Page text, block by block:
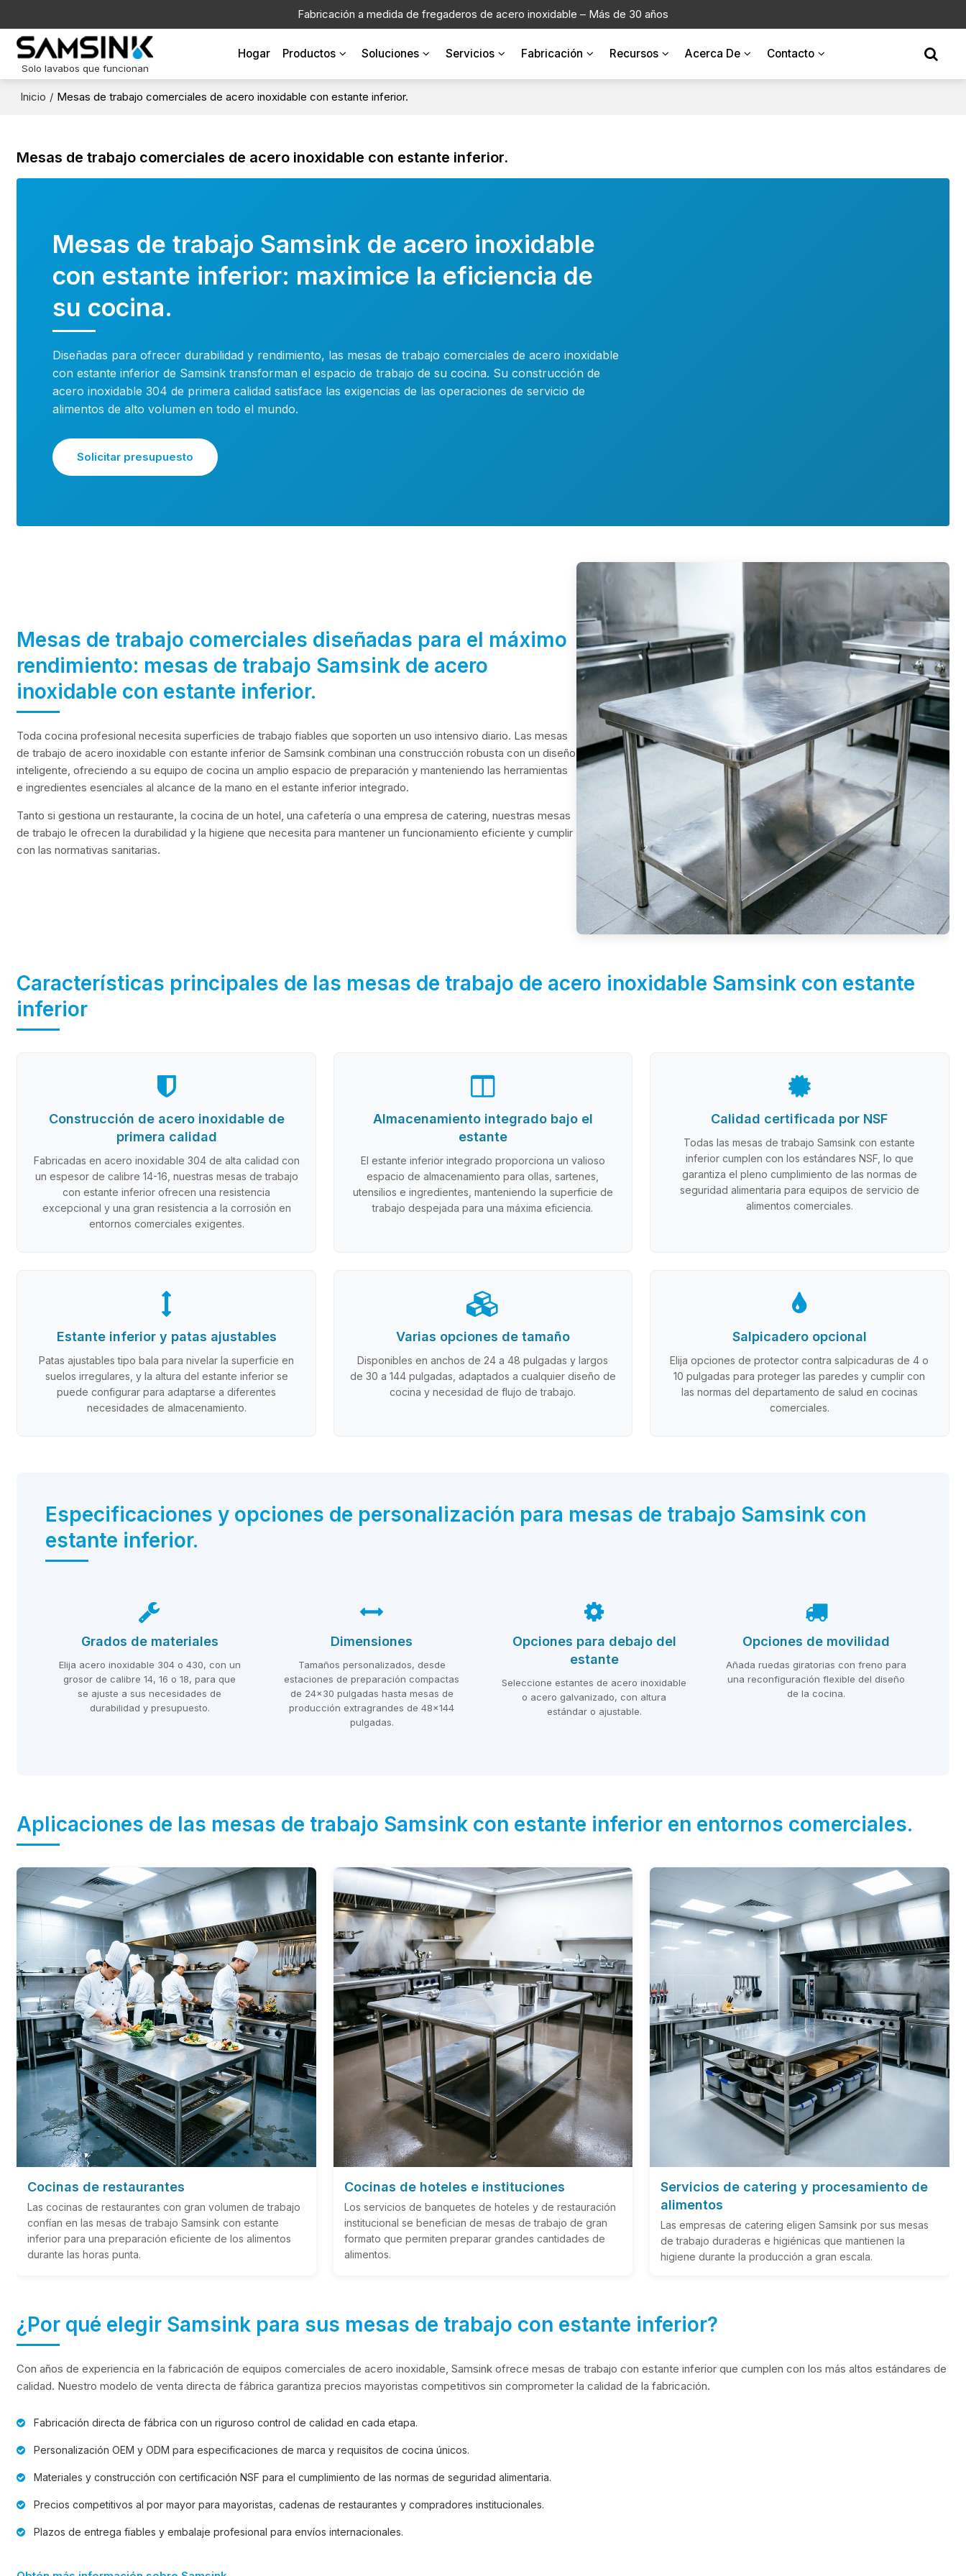
Fabricación a medida de fregaderos de acero inoxidable – Más de 30 años
Solo lavabos que funcionan
Hogar Productos Soluciones Servicios Fabricación Recursos Acerca De Contacto
Inicio / Mesas de trabajo comerciales de acero inoxidable con estante inferior.
Mesas de trabajo comerciales de acero inoxidable con estante inferior.
Mesas de trabajo Samsink de acero inoxidable
con estante inferior: maximice la eficiencia de
su cocina.
Diseñadas para ofrecer durabilidad y rendimiento, las mesas de trabajo comerciales de acero inoxidable
con estante inferior de Samsink transforman el espacio de trabajo de su cocina. Su construcción de
acero inoxidable 304 de primera calidad satisface las exigencias de las operaciones de servicio de
alimentos de alto volumen en todo el mundo.
Solicitar presupuesto
Mesas de trabajo comerciales diseñadas para el máximo
rendimiento: mesas de trabajo Samsink de acero
inoxidable con estante inferior.
Toda cocina profesional necesita superficies de trabajo fiables que soporten un uso intensivo diario. Las mesas
de trabajo de acero inoxidable con estante inferior de Samsink combinan una construcción robusta con un diseño
inteligente, ofreciendo a su equipo de cocina un amplio espacio de preparación y manteniendo las herramientas
e ingredientes esenciales al alcance de la mano en el estante inferior integrado.
Tanto si gestiona un restaurante, la cocina de un hotel, una cafetería o una empresa de catering, nuestras mesas
de trabajo le ofrecen la durabilidad y la higiene que necesita para mantener un funcionamiento eficiente y cumplir
con las normativas sanitarias.
Características principales de las mesas de trabajo de acero inoxidable Samsink con estante
inferior
Construcción de acero inoxidable de
primera calidad
Fabricadas en acero inoxidable 304 de alta calidad con
un espesor de calibre 14-16, nuestras mesas de trabajo
con estante inferior ofrecen una resistencia
excepcional y una gran resistencia a la corrosión en
entornos comerciales exigentes.
Almacenamiento integrado bajo el
estante
El estante inferior integrado proporciona un valioso
espacio de almacenamiento para ollas, sartenes,
utensilios e ingredientes, manteniendo la superficie de
trabajo despejada para una máxima eficiencia.
Calidad certificada por NSF
Todas las mesas de trabajo Samsink con estante
inferior cumplen con los estándares NSF, lo que
garantiza el pleno cumplimiento de las normas de
seguridad alimentaria para equipos de servicio de
alimentos comerciales.
Estante inferior y patas ajustables
Patas ajustables tipo bala para nivelar la superficie en
suelos irregulares, y la altura del estante inferior se
puede configurar para adaptarse a diferentes
necesidades de almacenamiento.
Varias opciones de tamaño
Disponibles en anchos de 24 a 48 pulgadas y largos
de 30 a 144 pulgadas, adaptados a cualquier diseño de
cocina y necesidad de flujo de trabajo.
Salpicadero opcional
Elija opciones de protector contra salpicaduras de 4 o
10 pulgadas para proteger las paredes y cumplir con
las normas del departamento de salud en cocinas
comerciales.
Especificaciones y opciones de personalización para mesas de trabajo Samsink con
estante inferior.
Grados de materiales
Elija acero inoxidable 304 o 430, con un
grosor de calibre 14, 16 o 18, para que
se ajuste a sus necesidades de
durabilidad y presupuesto.
Dimensiones
Tamaños personalizados, desde
estaciones de preparación compactas
de 24x30 pulgadas hasta mesas de
producción extragrandes de 48x144
pulgadas.
Opciones para debajo del
estante
Seleccione estantes de acero inoxidable
o acero galvanizado, con altura
estándar o ajustable.
Opciones de movilidad
Añada ruedas giratorias con freno para
una reconfiguración flexible del diseño
de la cocina.
Aplicaciones de las mesas de trabajo Samsink con estante inferior en entornos comerciales.
Cocinas de restaurantes
Las cocinas de restaurantes con gran volumen de trabajo
confían en las mesas de trabajo Samsink con estante
inferior para una preparación eficiente de los alimentos
durante las horas punta.
Cocinas de hoteles e instituciones
Los servicios de banquetes de hoteles y de restauración
institucional se benefician de mesas de trabajo de gran
formato que permiten preparar grandes cantidades de
alimentos.
Servicios de catering y procesamiento de
alimentos
Las empresas de catering eligen Samsink por sus mesas
de trabajo duraderas e higiénicas que mantienen la
higiene durante la producción a gran escala.
¿Por qué elegir Samsink para sus mesas de trabajo con estante inferior?
Con años de experiencia en la fabricación de equipos comerciales de acero inoxidable, Samsink ofrece mesas de trabajo con estante inferior que cumplen con los más altos estándares de
calidad. Nuestro modelo de venta directa de fábrica garantiza precios mayoristas competitivos sin comprometer la calidad de la fabricación.
Fabricación directa de fábrica con un riguroso control de calidad en cada etapa.
Personalización OEM y ODM para especificaciones de marca y requisitos de cocina únicos.
Materiales y construcción con certificación NSF para el cumplimiento de las normas de seguridad alimentaria.
Precios competitivos al por mayor para mayoristas, cadenas de restaurantes y compradores institucionales.
Plazos de entrega fiables y embalaje profesional para envíos internacionales.